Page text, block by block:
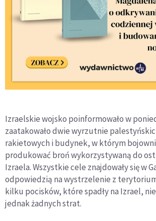
Izraelskie wojsko poinformowało w
zaatakowało dwie wyrzutnie
rakietowych i budynek, w którym
produkować broń wykorzystywaną do
Izraela. Wszystkie cele znajdowały się w
odpowiedzią na wystrzelenie z
kilku pocisków, które spadły na Izrael,
jednak żadnych strat.